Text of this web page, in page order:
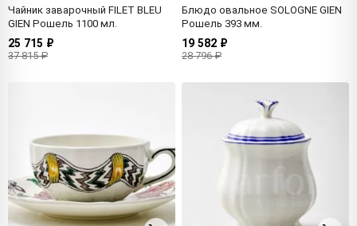
Чайник заварочный FILET BLEU
GIEN Рошель 1100 мл.
25 715 ₽
37 815 ₽
Блюдо овальное SOLOGNE GIEN
Рошель 393 мм.
19 582 ₽
28 796 ₽